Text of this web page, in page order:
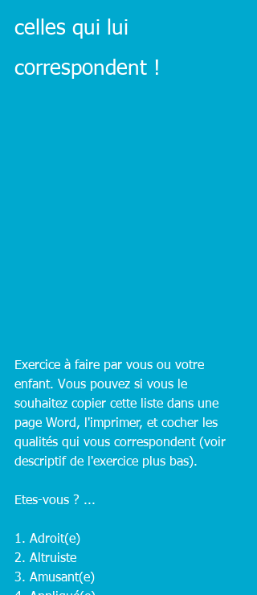
celles qui lui
correspondent !
Exercice à faire par vous ou votre
enfant. Vous pouvez si vous le
souhaitez copier cette liste dans une
page Word, l'imprimer, et cocher les
qualités qui vous correspondent (voir
descriptif de l'exercice plus bas).
Etes-vous ? ...
1. Adroit(e)
2. Altruiste
3. Amusant(e)